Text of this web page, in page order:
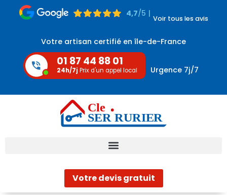
4,7/5 |
Voir tous les avis
Votre artisan certifié en île-de-France
01 87 44 88 01
24h/7j Prix d'un appel local Urgence 7j/7
Votre devis gratuit